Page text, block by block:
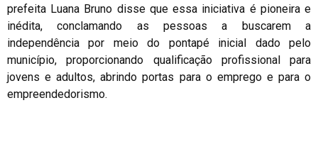
prefeita Luana Bruno disse que essa iniciativa é pioneira e
inédita, conclamando as pessoas a buscarem a
independência por meio do pontapé inicial dado pelo
município, proporcionando qualificação profissional para
jovens e adultos, abrindo portas para o emprego e para o
empreendedorismo.